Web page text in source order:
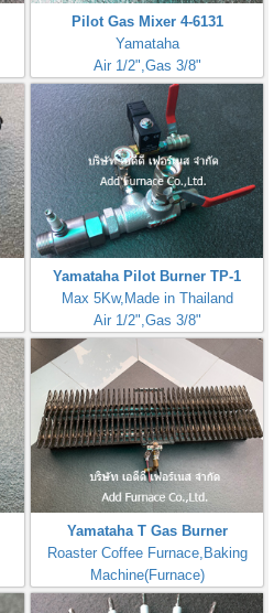
Pilot Gas Mixer 4-6131
Yamataha
Air 1/2",Gas 3/8"
Yamataha Pilot Burner TP-1
Max 5Kw,Made in Thailand
Air 1/2",Gas 3/8"
Yamataha T Gas Burner
Roaster Coffee Furnace,Baking
Machine(Furnace)